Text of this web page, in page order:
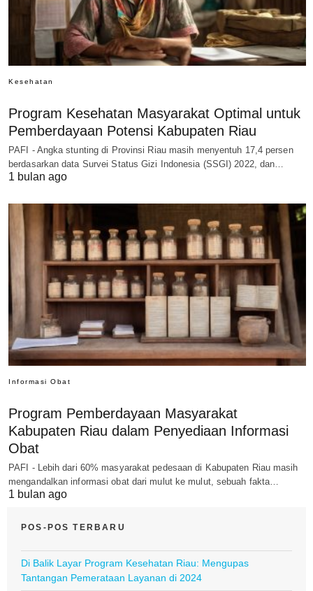
Kesehatan
Program Kesehatan Masyarakat Optimal untuk
Pemberdayaan Potensi Kabupaten Riau
PAFI - Angka stunting di Provinsi Riau masih menyentuh 17,4 persen
berdasarkan data Survei Status Gizi Indonesia (SSGI) 2022, dan…
1 bulan ago
Informasi Obat
Program Pemberdayaan Masyarakat
Kabupaten Riau dalam Penyediaan Informasi
Obat
PAFI - Lebih dari 60% masyarakat pedesaan di Kabupaten Riau masih
mengandalkan informasi obat dari mulut ke mulut, sebuah fakta…
1 bulan ago
POS-POS TERBARU
Di Balik Layar Program Kesehatan Riau: Mengupas
Tantangan Pemerataan Layanan di 2024